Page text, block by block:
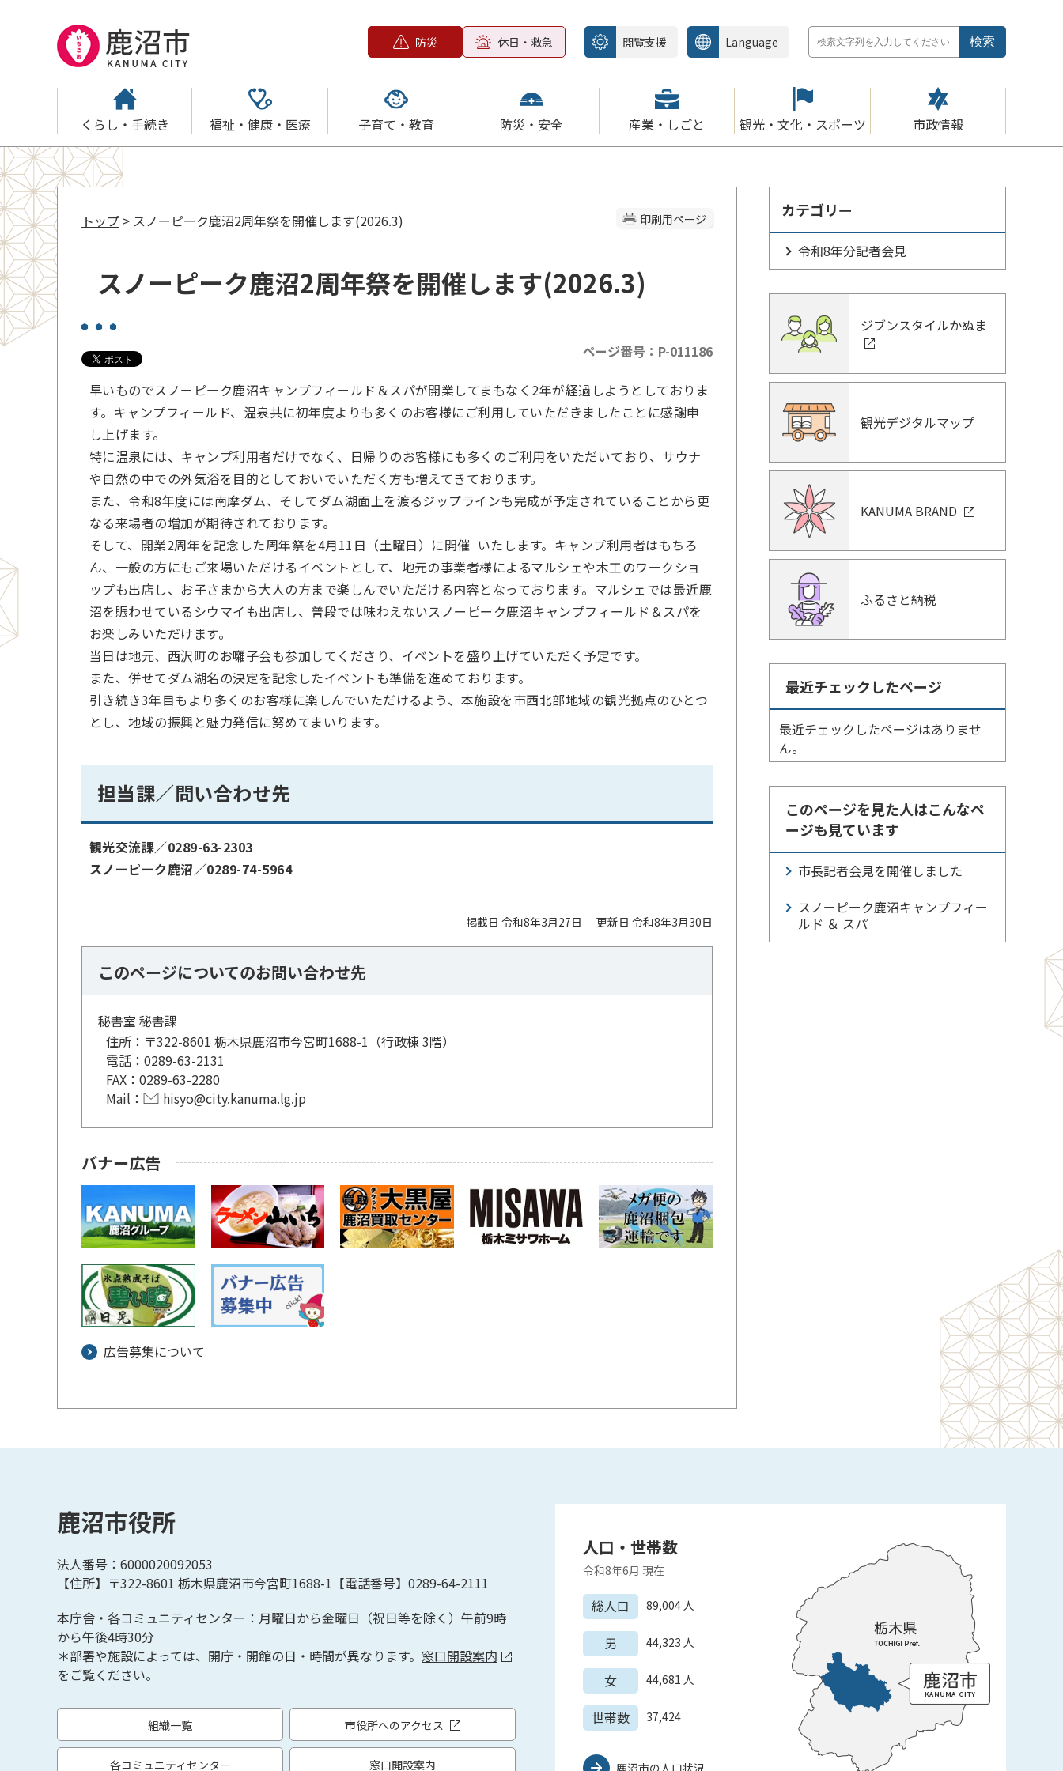
防災 休日・救急 閲覧支援 Language
くらし・手続き 福祉・健康・医療 子育て・教育 防災・安全 産業・しごと 観光・文化・スポーツ 市政情報
印刷用ページ
トップ > スノーピーク鹿沼2周年祭を開催します(2026.3)
スノーピーク鹿沼2周年祭を開催します(2026.3)
ページ番号：P-011186
早いものでスノーピーク鹿沼キャンプフィールド＆スパが開業してまもなく2年が経過しようとしておりま
す。キャンプフィールド、温泉共に初年度よりも多くのお客様にご利用していただきましたことに感謝申
し上げます。
特に温泉には、キャンプ利用者だけでなく、日帰りのお客様にも多くのご利用をいただいており、サウナ
や自然の中での外気浴を目的としておいでいただく方も増えてきております。
また、令和8年度には南摩ダム、そしてダム湖面上を渡るジップラインも完成が予定されていることから更
なる来場者の増加が期待されております。
そして、開業2周年を記念した周年祭を4月11日（土曜日）に開催 いたします。キャンプ利用者はもちろ
ん、一般の方にもご来場いただけるイベントとして、地元の事業者様によるマルシェや木工のワークショ
ップも出店し、お子さまから大人の方まで楽しんでいただける内容となっております。マルシェでは最近鹿
沼を賑わせているシウマイも出店し、普段では味わえないスノーピーク鹿沼キャンプフィールド＆スパを
お楽しみいただけます。
当日は地元、西沢町のお囃子会も参加してくださり、イベントを盛り上げていただく予定です。
また、併せてダム湖名の決定を記念したイベントも準備を進めております。
引き続き3年目もより多くのお客様に楽しんでいただけるよう、本施設を市西北部地域の観光拠点のひとつ
とし、地域の振興と魅力発信に努めてまいります。
担当課／問い合わせ先
観光交流課／0289-63-2303
スノーピーク鹿沼／0289-74-5964
掲載日 令和8年3月27日 更新日 令和8年3月30日
このページについてのお問い合わせ先
秘書室 秘書課
住所： 〒322-8601 栃木県鹿沼市今宮町1688-1（行政棟 3階）
電話： 0289-63-2131
FAX： 0289-63-2280
Mail：
hisyo@city.kanuma.lg.jp
バナー広告
広告募集について
カテゴリー
令和8年分記者会見
ジブンスタイルかぬま
観光デジタルマップ
KANUMA BRAND
ふるさと納税
最近チェックしたページ
最近チェックしたページはありませ
ん。
このページを見た人はこんなペ
ージも見ています
市長記者会見を開催しました
スノーピーク鹿沼キャンプフィー
ルド ＆ スパ
鹿沼市役所
法人番号：6000020092053
【住所】〒322-8601 栃木県鹿沼市今宮町1688-1【電話番号】0289-64-2111
本庁舎・各コミュニティセンター：月曜日から金曜日（祝日等を除く）午前9時
から午後4時30分
＊部署や施設によっては、開庁・開館の日・時間が異なります。 窓口開設案内
をご覧ください。
組織一覧 市役所へのアクセス
各コミュニティセンター 窓口開設案内
人口・世帯数
令和8年6月 現在
総人口 89,004 人
男 44,323 人
女 44,681 人
世帯数 37,424
鹿沼市の人口状況